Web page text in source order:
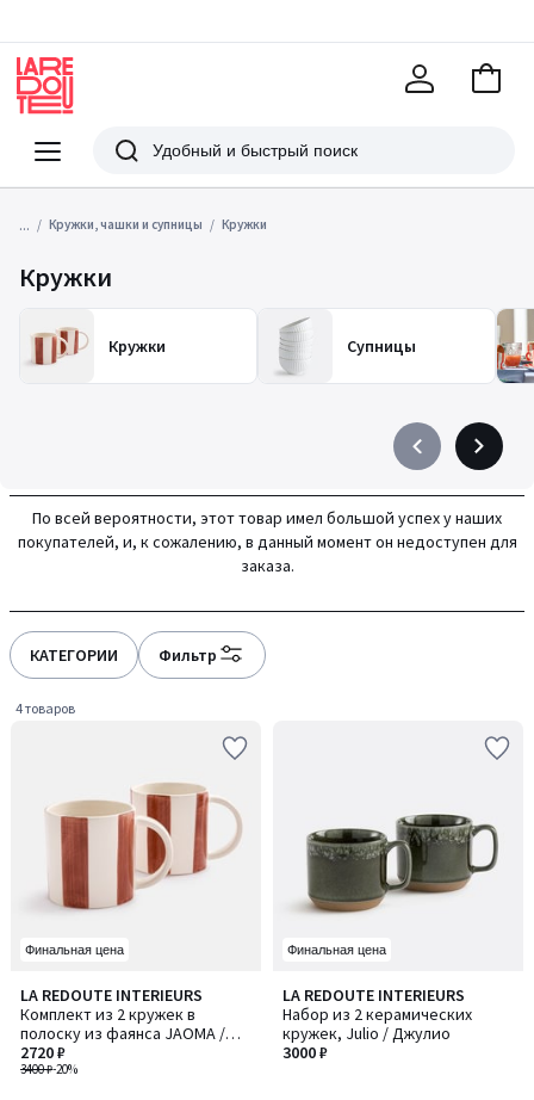
Меню
Redoute
Поиск
В
... Кружки, чашки и супницы Кружки
Кружки
Кружки Супницы
Précédent
à
gauche
Suivant
à
droite
По всей вероятности, этот товар имел большой успех у наших
покупателей, и, к сожалению, в данный момент он недоступен для
заказа.
КАТЕГОРИИ Фильтр
4 товаров
Финальная цена
LA REDOUTE INTERIEURS
Комплект из 2 кружек в
полоску из фаянса JAOMA /
ЖАОМА
3400 ₽-20%
2720 ₽
Финальная цена
LA REDOUTE INTERIEURS
Набор из 2 керамических
кружек, Julio / Джулио
3000 ₽
5
/
5